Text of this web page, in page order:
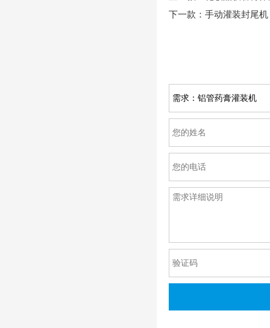
下一款： 手动灌装封尾机